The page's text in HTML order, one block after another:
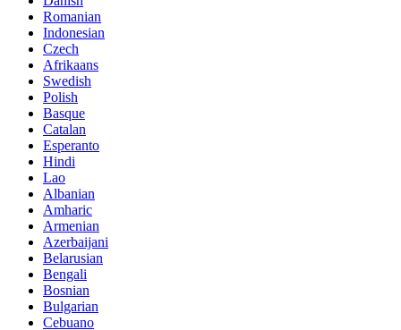
Romanian
Indonesian
Czech
Afrikaans
Swedish
Polish
Basque
Catalan
Esperanto
Hindi
Lao
Albanian
Amharic
Armenian
Azerbaijani
Belarusian
Bengali
Bosnian
Bulgarian
Cebuano